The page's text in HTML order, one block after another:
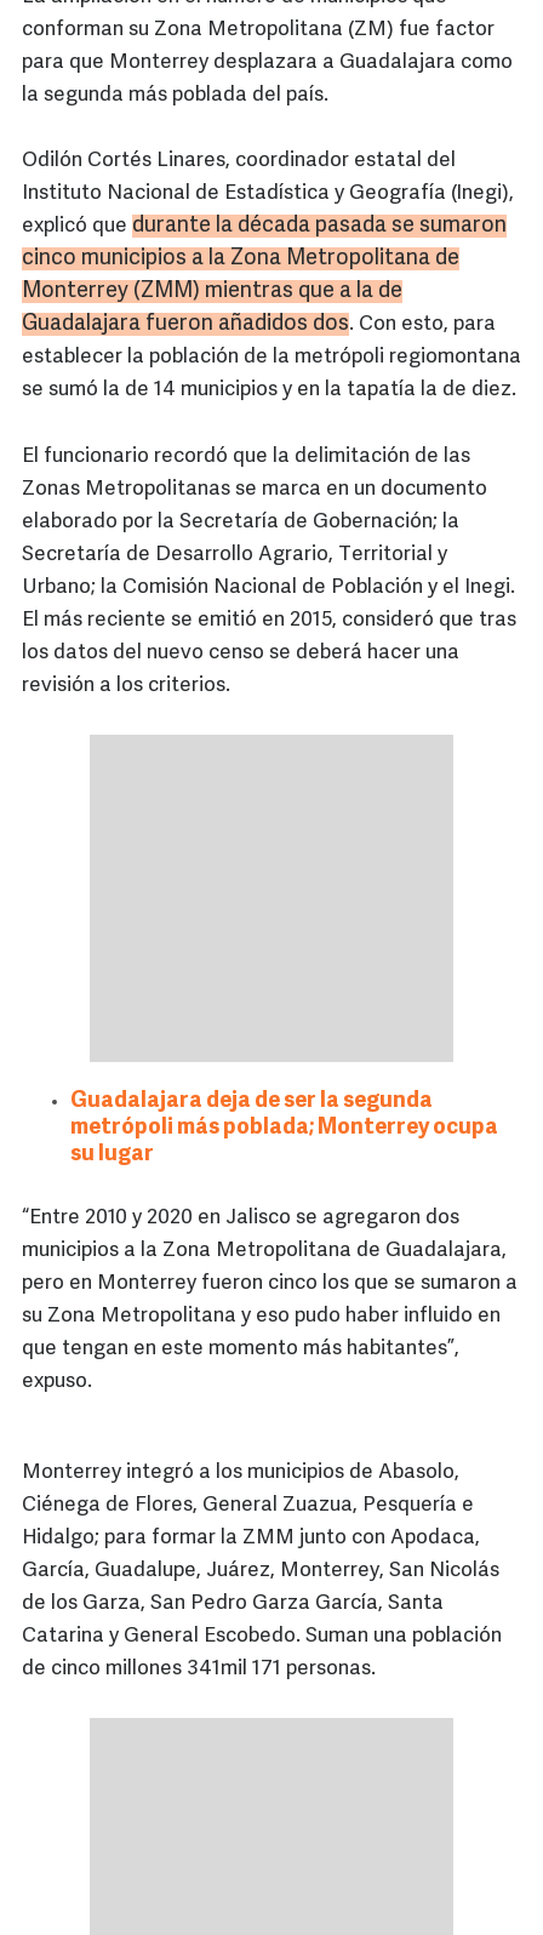
conforman su Zona Metropolitana (ZM) fue factor
para que Monterrey desplazara a Guadalajara como
la segunda más poblada del país.
Odilón Cortés Linares, coordinador estatal del
Instituto Nacional de Estadística y Geografía (Inegi),
explicó que durante la década pasada se sumaron
cinco municipios a la Zona Metropolitana de
Monterrey (ZMM) mientras que a la de
Guadalajara fueron añadidos dos. Con esto, para
establecer la población de la metrópoli regiomontana
se sumó la de 14 municipios y en la tapatía la de diez.
El funcionario recordó que la delimitación de las
Zonas Metropolitanas se marca en un documento
elaborado por la Secretaría de Gobernación; la
Secretaría de Desarrollo Agrario, Territorial y
Urbano; la Comisión Nacional de Población y el Inegi.
El más reciente se emitió en 2015, consideró que tras
los datos del nuevo censo se deberá hacer una
revisión a los criterios.
Guadalajara deja de ser la segunda
metrópoli más poblada; Monterrey ocupa
su lugar
“Entre 2010 y 2020 en Jalisco se agregaron dos
municipios a la Zona Metropolitana de Guadalajara,
pero en Monterrey fueron cinco los que se sumaron a
su Zona Metropolitana y eso pudo haber influido en
que tengan en este momento más habitantes”,
expuso.
Monterrey integró a los municipios de Abasolo,
Ciénega de Flores, General Zuazua, Pesquería e
Hidalgo; para formar la ZMM junto con Apodaca,
García, Guadalupe, Juárez, Monterrey, San Nicolás
de los Garza, San Pedro Garza García, Santa
Catarina y General Escobedo. Suman una población
de cinco millones 341mil 171 personas.